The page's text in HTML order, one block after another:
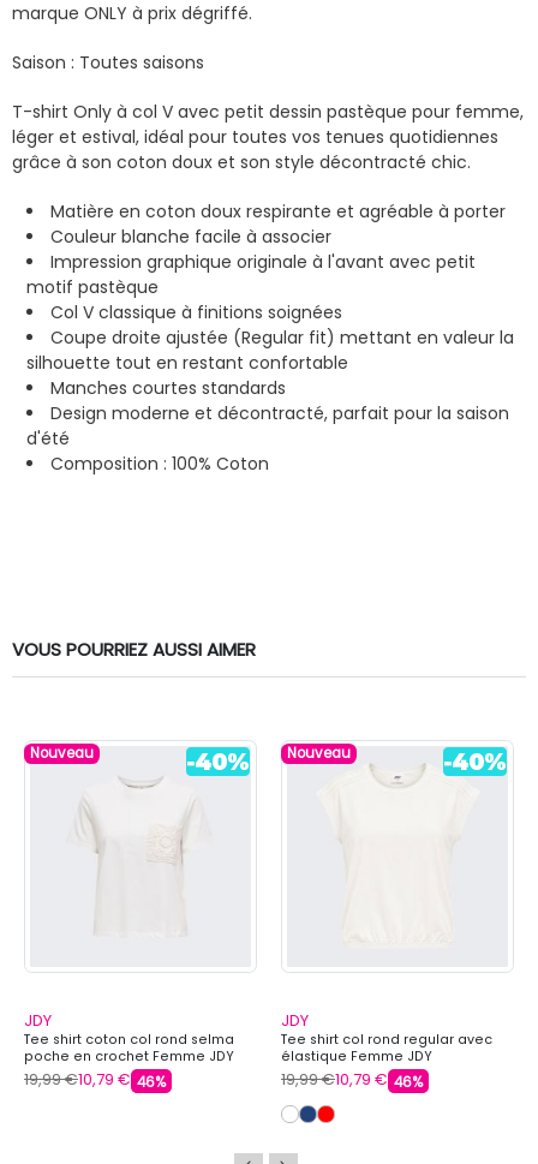
marque ONLY à prix dégriffé.
Saison : Toutes saisons
T-shirt Only à col V avec petit dessin pastèque pour femme,
léger et estival, idéal pour toutes vos tenues quotidiennes
grâce à son coton doux et son style décontracté chic.
Matière en coton doux respirante et agréable à porter
Couleur blanche facile à associer
Impression graphique originale à l'avant avec petit
motif pastèque
Col V classique à finitions soignées
Coupe droite ajustée (Regular fit) mettant en valeur la
silhouette tout en restant confortable
Manches courtes standards
Design moderne et décontracté, parfait pour la saison
d'été
Composition : 100% Coton
VOUS POURRIEZ AUSSI AIMER
Nouveau
JDY
Tee shirt coton col rond selma
poche en crochet Femme JDY
19,99 €10,79 € 46%
Nouveau
JDY
Tee shirt col rond regular avec
élastique Femme JDY
19,99 €10,79 € 46%